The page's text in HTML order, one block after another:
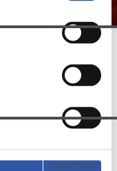
2025/09/25